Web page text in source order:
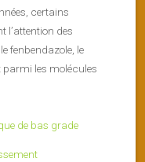
certains
l’attention des
fenbendazole, le
parmi les molécules